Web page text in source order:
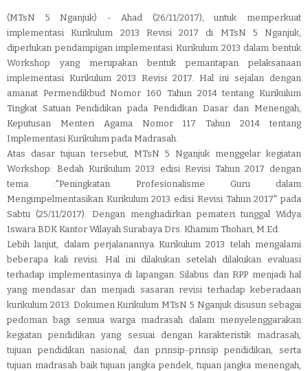
(MTsN 5 Nganjuk) - Ahad (26/11/2017), untuk memperkuat
implementasi Kurikulum 2013 Revisi 2017 di MTsN 5 Nganjuk,
diperlukan pendampigan implementasi Kurikulum 2013 dalam bentuk
Workshop yang merupakan bentuk pemantapan pelaksanaan
implementasi Kurikulum 2013 Revisi 2017. Hal ini sejalan dengan
amanat Permendikbud Nomor 160 Tahun 2014 tentang Kurikulum
Tingkat Satuan Pendidikan pada Pendidkan Dasar dan Menengah,
Keputusan Menteri Agama Nomor 117 Tahun 2014 tentang
Implementasi Kurikulum pada Madrasah.
Atas dasar tujuan tersebut, MTsN 5 Nganjuk menggelar kegiatan
Workshop: Bedah Kurikulum 2013 edisi Revisi Tahun 2017 dengan
tema :"Peningkatan Profesionalisme Guru dalam
Mengimpelmentasikan Kurikulum 2013 edisi Revisi Tahun 2017" pada
Sabtu (25/11/2017). Dengan menghadirkan pemateri tunggal Widya
Iswara BDK Kantor Wilayah Surabaya Drs. Khamim Thohari, M.Ed.
Lebih lanjut, dalam perjalanannya Kurikulum 2013 telah mengalami
beberapa kali revisi. Hal ini dilakukan setelah dilakukan evaluasi
terhadap implementasinya di lapangan. Silabus dan RPP menjadi hal
yang mendasar dan menjadi sasaran revisi terhadap keberadaan
kurikulum 2013. Dokumen Kurikulum MTsN 5 Nganjuk disusun sebagai
pedoman bagi semua warga madrasah dalam menyelenggarakan
kegiatan pendidikan yang sesuai dengan karakteristik madrasah,
tujuan pendidikan nasional, dan prinsip-prinsip pendidikan, serta
tujuan madrasah baik tujuan jangka pendek, tujuan jangka menengah,